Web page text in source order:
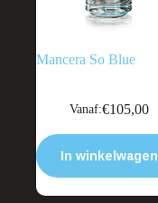
Mancera So Blue
Vanaf:€105,00
In winkelwagen
product
variaties.
Deze
optie